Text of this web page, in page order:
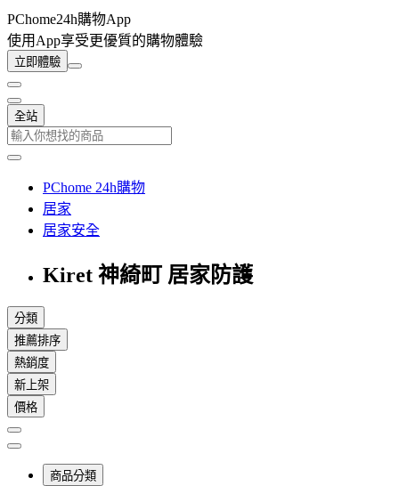
PChome24h購物App
使用App享受更優質的購物體驗
立即體驗
全站
PChome 24h購物
居家
居家安全
Kiret 神綺町 居家防護
分類
推薦排序
熱銷度
新上架
價格
商品分類